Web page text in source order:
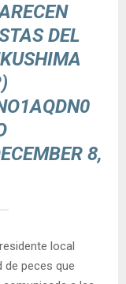
DEL
8,
local
de peces que